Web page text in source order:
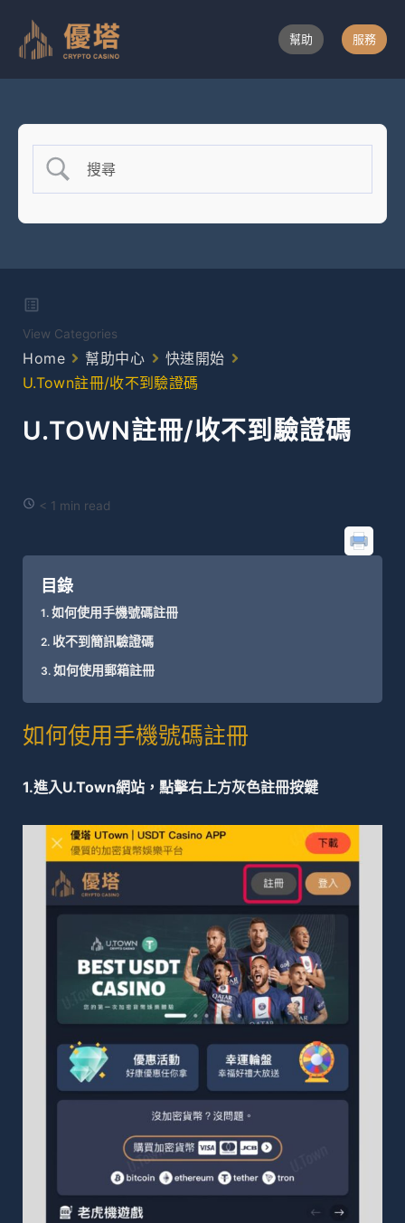
幫助 服務
View Categories
Home 幫助中心
快速開始
U.Town註冊/收不到驗證碼
U.TOWN註冊/收不到驗證碼
< 1 min read
目錄
如何使用手機號碼註冊
收不到簡訊驗證碼
如何使用郵箱註冊
如何使用手機號碼註冊
1.進入U.Town網站，點擊右上方灰色註冊按鍵